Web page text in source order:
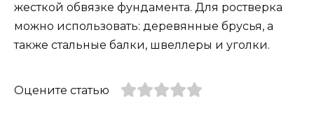
жесткой обвязке фундамента. Для ростверка
можно использовать: деревянные брусья, а
также стальные балки, швеллеры и уголки.
Оцените статью